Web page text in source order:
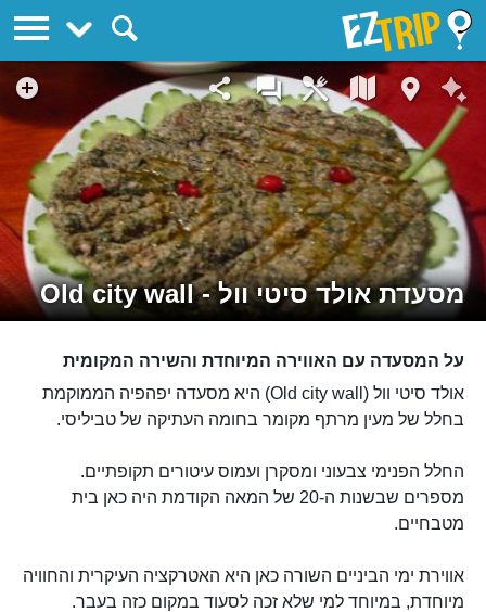
מסעדת אולד סיטי וול - Old city wall
על המסעדה עם האווירה המיוחדת והשירה המקומית
אולד סיטי וול (Old city wall) היא מסעדה יפהפיה הממוקמת
בחלל של מעין מרתף מקומר בחומה העתיקה של טביליסי.
החלל הפנימי צבעוני ומסקרן ועמוס עיטורים תקופתיים.
מספרים שבשנות ה-20 של המאה הקודמת היה כאן בית
מטבחיים.
אווירת ימי הביניים השורה כאן היא האטרקציה העיקרית והחוויה
מיוחדת, במיוחד למי שלא זכה לסעוד במקום כזה בעבר.
EZTrip